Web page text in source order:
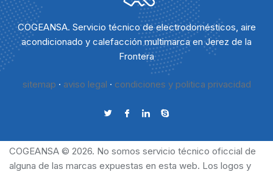
COGEANSA. Servicio técnico de electrodomésticos, aire
acondicionado y calefacción multimarca en Jerez de la
Frontera
sitemap · aviso legal · condiciones y politica privacidad
COGEANSA © 2026. No somos servicio técnico oficcial de
alguna de las marcas expuestas en esta web. Los logos y